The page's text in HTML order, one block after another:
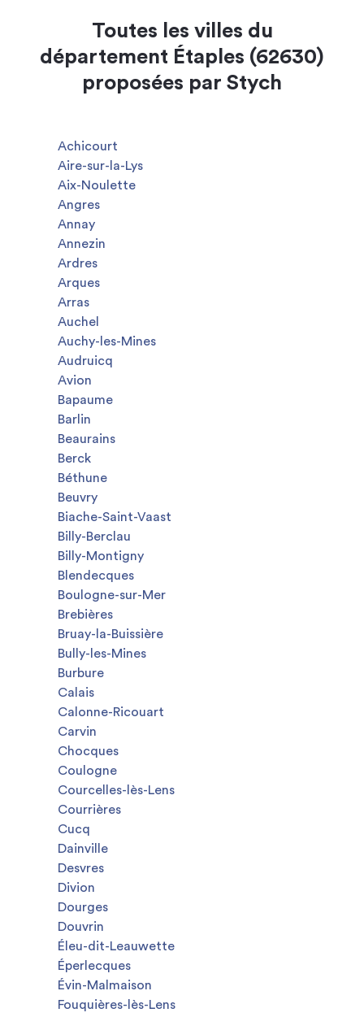
Toutes les villes du
département Étaples (62630)
proposées par Stych
Achicourt
Aire-sur-la-Lys
Aix-Noulette
Angres
Annay
Annezin
Ardres
Arques
Arras
Auchel
Auchy-les-Mines
Audruicq
Avion
Bapaume
Barlin
Beaurains
Berck
Béthune
Beuvry
Biache-Saint-Vaast
Billy-Berclau
Billy-Montigny
Blendecques
Boulogne-sur-Mer
Brebières
Bruay-la-Buissière
Bully-les-Mines
Burbure
Calais
Calonne-Ricouart
Carvin
Chocques
Coulogne
Courcelles-lès-Lens
Courrières
Cucq
Dainville
Desvres
Divion
Dourges
Douvrin
Éleu-dit-Leauwette
Éperlecques
Évin-Malmaison
Fouquières-lès-Lens